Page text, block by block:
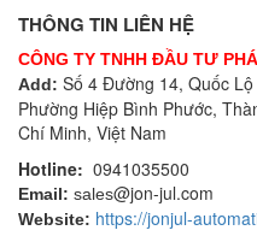
Dumore solenoids
Dungs
DURAG
Dwyer
Dynisco
E+H
EBMPAPST
Bộ gia nhiệt
Bộ giao tiếp công nghiệp
Bộ hiển thị
Bộ khóa cửa
Bộ khởi động motor
Bộ khuếch đại
Bộ kiểm tra dầu
THÔNG TIN LIÊN HỆ
CÔNG TY TNHH ĐẦU TƯ
Add: Số 4 Đường 14, Quốc
Phường Hiệp Bình Phước,
Chí Minh, Việt Nam
Hotline: 0941035500
Email: sales@jon-jul.com
Website: https://jonjul-